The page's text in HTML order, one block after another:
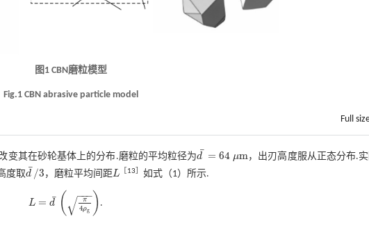
图1 CBN磨粒模型
Fig.1 CBN abrasive particle model
Full
变其在砂轮基体上的分布.磨粒的平均粒径为d¯ = 64 μm
d¯ =64 μm
，出刃高度服从正态分布.实
度取d¯/3
d¯/3 ，磨粒平均间距L
L 13 ］如式（1） 所示.
L = d¯ ( π
4ρg
−−
−
√ )
L= d¯ π4 ρg .